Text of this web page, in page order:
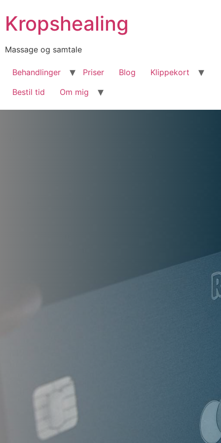
Kropshealing
Massage og samtale
Behandlinger Priser Blog
Klippekort
Bestil tid
Om mig